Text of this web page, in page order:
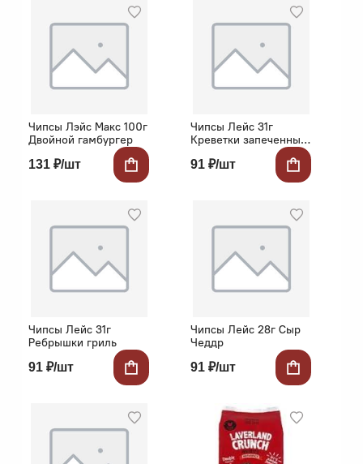
Чипсы Лэйс Макс 100г
Двойной гамбургер
131 ₽/шт
Чипсы Лейс 31г
Креветки запеченные
91 ₽/шт
Чипсы Лейс 31г
Ребрышки гриль
91 ₽/шт
Чипсы Лейс 28г Сыр
Чеддр
91 ₽/шт